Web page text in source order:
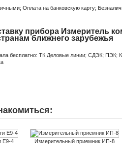
Оплата на банковскую карту;
прибора Измеритель
ближнего зарубежья
бесплатно: ТК Деловые линии; СДЭК; ПЭК;
Е9-4 Измерительный приемник ИП-8